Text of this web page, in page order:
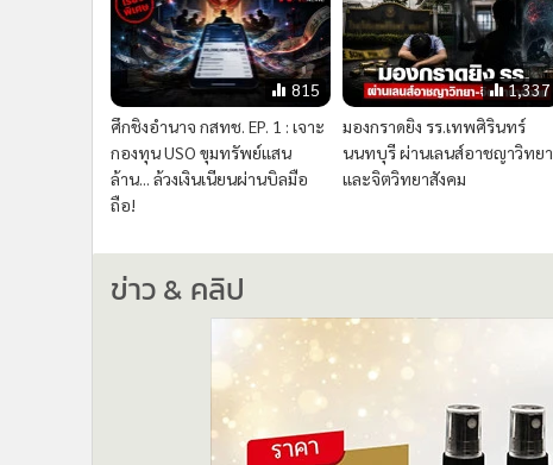
815
ศึกชิงอำนาจ กสทช. EP. 1 : เจาะ
กองทุน USO ขุมทรัพย์แสน
ล้าน... ล้วงเงินเนียนผ่านบิลมือ
ถือ!
1,337
มองกราดยิง รร.เทพศิรินทร์
นนทบุรี ผ่านเลนส์อาชญาวิทยา
และจิตวิทยาสังคม
ข่าว & คลิป